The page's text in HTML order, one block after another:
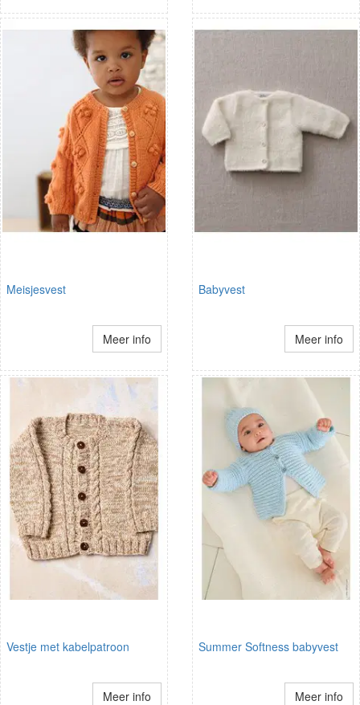
Meisjesvest
Meer info
Babyvest
Meer info
Vestje met kabelpatroon
Meer info
Summer Softness babyvest
Meer info